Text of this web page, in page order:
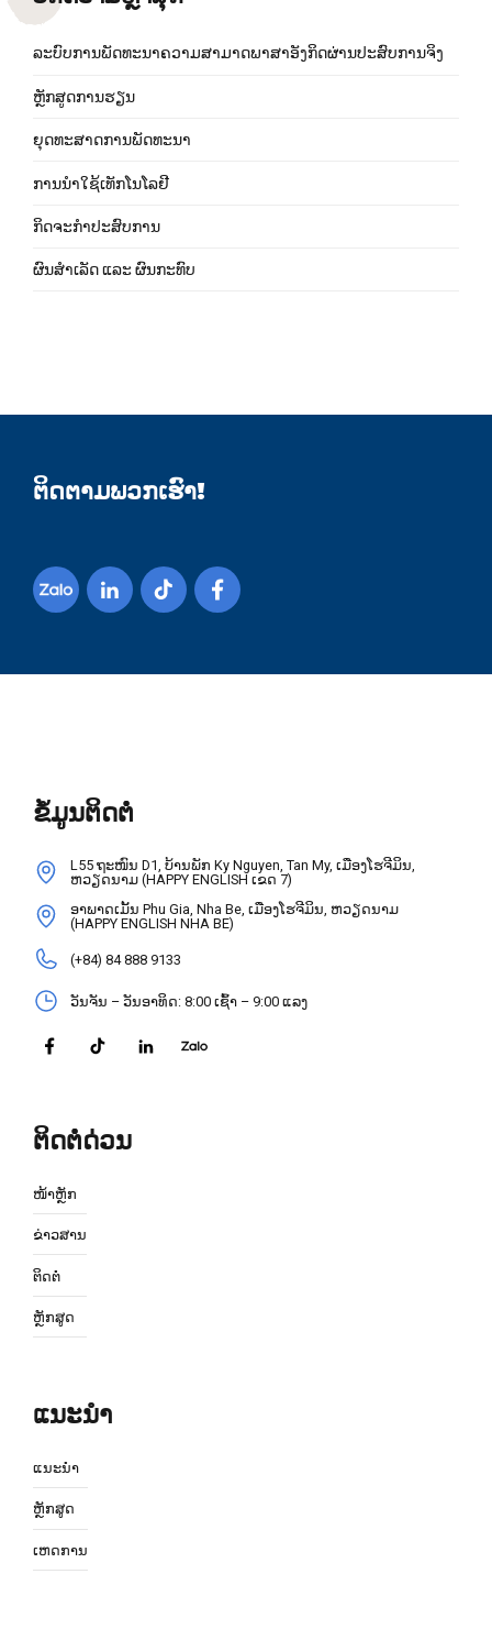
ລະບົບການພັດທະນາຄວາມສາມາດພາສາອັງກິດຜ່ານປະສົບການຈິງ
ຫຼັກສູດການຮຽນ
ຍຸດທະສາດການພັດທະນາ
ການນຳໃຊ້ເທັກໂນໂລຢີ
ກິດຈະກຳປະສົບການ
ຜົນສຳເລັດ ແລະ ຜົນກະທົບ
ຕິດຕາມພວກເຮົາ!
ຂໍ້ມູນຕິດຕໍ່
L55 ຖະໜົນ D1, ບ້ານພັກ Ky Nguyen, Tan My, ເມືອງໂຮຈີມິນ,
ຫວຽດນາມ (HAPPY ENGLISH ເຂດ 7)
ອາພາດເມັ້ນ Phu Gia, Nha Be, ເມືອງໂຮຈີມິນ, ຫວຽດນາມ
(HAPPY ENGLISH NHA BE)
(+84) 84 888 9133
ວັນຈັນ – ວັນອາທິດ: 8:00 ເຊົ້າ – 9:00 ແລງ
ຕິດຕໍ່ດ່ວນ
ໜ້າຫຼັກ
ຂ່າວສານ
ຕິດຕໍ່
ຫຼັກສູດ
ແນະນຳ
ແນະນຳ
ຫຼັກສູດ
ເຫດການ